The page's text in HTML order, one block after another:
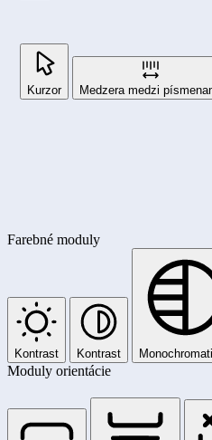
Kurzor Medzera medzi
Farebné moduly
Kontrast Kontrast
Moduly orientácie